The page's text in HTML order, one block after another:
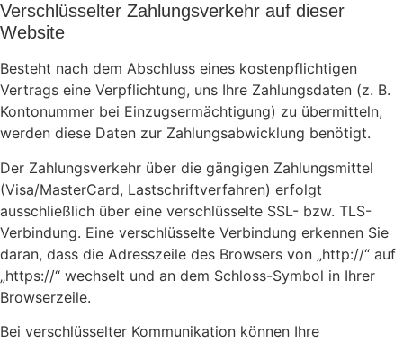
Verschlüsselter Zahlungsverkehr auf dieser
Website
Besteht nach dem Abschluss eines kostenpflichtigen
Vertrags eine Verpflichtung, uns Ihre Zahlungsdaten (z. B.
Kontonummer bei Einzugsermächtigung) zu übermitteln,
werden diese Daten zur Zahlungsabwicklung benötigt.
Der Zahlungsverkehr über die gängigen Zahlungsmittel
(Visa/MasterCard, Lastschriftverfahren) erfolgt
ausschließlich über eine verschlüsselte SSL- bzw. TLS-
Verbindung. Eine verschlüsselte Verbindung erkennen Sie
daran, dass die Adresszeile des Browsers von „http://“ auf
„https://“ wechselt und an dem Schloss-Symbol in Ihrer
Browserzeile.
Bei verschlüsselter Kommunikation können Ihre